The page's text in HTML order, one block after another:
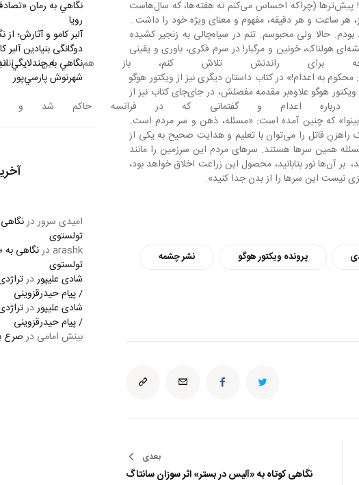
ساکن و منجمد از حضورش و خمیده زیر سنگینی‌اش! پیش‌ترها (چراکه احساس می‌کنم نه هفته‌ها، که سال‌هاست
انسان‌های دیگر. هر روز، هر ساعت و هر دقیقه، مفهوم و معنای ویژه خود را داشت…
می‌توانستم به هرچه می‌خواهم بیندیشم. چراکه آزاد بودم. حالا ولی محبوسم. تنم در سیاه‌چالی به زنجیر کشیده
شده و روحم در زندانِ یک اندیشه گرفتار است. اندیشه‌ای هولناک، خونین و مرگبار! در سرم فکری، باوری و یقینی
برای راندنش تلاش کنم، باز هم این
به اعدام!» در کتاب داستان دیگری نیز از ویکتور هوگو
با همین مضمون آمده است که «کلود بینوا» نام دارد. ویکتور هوگو علاوه‌بر مقدمه مفصلش، در جای‌جای کتاب نیز از
و زبان راوی و شخصیت‌ها درباره اعدام و گفتمانی که در فرانسه
بینوا» که چنین آمده است: «مسئله، ذهن و سر مردم است.
سری که پُر است از بذرهای مفید. ما باور داریم که یک راهزنِ قاتل را می‌توان با تعلیم و هدایت صحیح به یکی از
کرد. مسئله همین سرها هستند. سرهای مردم این سرزمین را مانند
زمین زراعت شخم بزنید، آن‌ها را آماده بذرافشانی کنید،  بر آن‌ها نور بتابانید، محصول این زراعت اخلاق خواهد بود،
پرونده ویکتور هوگو
نشر چشمه
بعدی
نگاهی کوتاه به «آلیس در بستر» اثر سوزان سانتاگ
نگاهي به رمان
رويا
آلبر کامو و آثارش؛
دوگانگی بنیادین آلبر
نگاهي به چندلايگي
شهرنوش پارسي‌پور
امیدی سروردر
تولستوی
arashkدرنگاهی به
تولستوی
شادی علیپوردر
/ پیام حیدرقزوینی
شادی علیپوردر
/ پیام حیدرقزوینی
بینش امامی درصرع